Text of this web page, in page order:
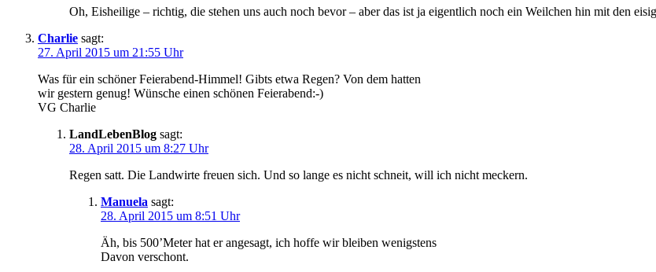
Oh, Eisheilige – richtig, die stehen uns auch noch bevor – aber das ist ja eigentlich noch ein Weilchen hin mit den
Charlie sagt:
27. April 2015 um 21:55 Uhr
Was für ein schöner Feierabend-Himmel! Gibts etwa Regen? Von dem hatten
wir gestern genug! Wünsche einen schönen Feierabend:-)
VG Charlie
LandLebenBlog sagt:
28. April 2015 um 8:27 Uhr
Regen satt. Die Landwirte freuen sich. Und so lange es nicht schneit, will ich nicht meckern.
Manuela sagt:
28. April 2015 um 8:51 Uhr
Äh, bis 500’Meter hat er angesagt, ich hoffe wir bleiben wenigstens
Davon verschont.